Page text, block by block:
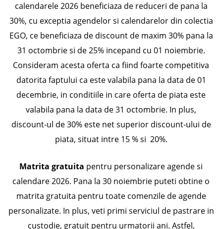
calendarele 2026 beneficiaza de reduceri de pana la
30%, cu exceptia agendelor si calendarelor din colectia
EGO, ce beneficiaza de discount de maxim 30% pana la
31 octombrie si de 25% incepand cu 01 noiembrie.
Consideram acesta oferta ca fiind foarte competitiva
datorita faptului ca este valabila pana la data de 01
decembrie, in conditiile in care oferta de piata este
valabila pana la data de 31 octombrie. In plus,
discount-ul de 30% este net superior discount-ului de
piata, situat intre 15 % si 20%.
Matrita gratuita pentru personalizare agende si
calendare 2026. Pana la 30 noiembrie puteti obtine o
matrita gratuita pentru toate comenzile de agende
personalizate. In plus, veti primi serviciul de pastrare in
custodie, gratuit pentru urmatorii ani. Astfel,